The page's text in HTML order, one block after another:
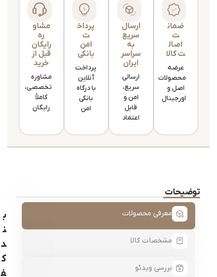
ضمان
ت
اصال
ت کالا
عرضه
محصولات
اصل و
اورجینال
ارسال
سریع
به
سراسر
ایران
ارسالی
سریع،
امن و
قابل
اعتماد
پرداخ
ت
امن
بانکی
پرداخت
آنلاین
با درگاه
بانکی
امن
مشاو
ره
رایگان
قبل از
خرید
مشاوره
تخصصی،
کاملاً
رایگان
توضیحات
معرفی محصولات
مشخصات کالا
بررسی ویدئو
ب
ن
د
ک
ف